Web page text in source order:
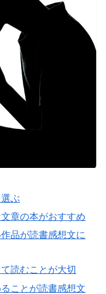
ぶ
章の本がおすすめ
品が読書感想文に
読むことが大切
ことが読書感想文